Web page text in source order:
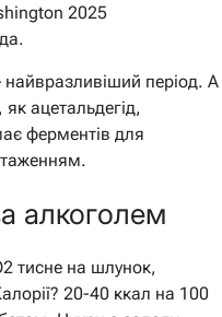
2025
період. А
ацетальдегід,
ферментів для
алкоголем
тисне на шлунок,
20-40 ккал на 100